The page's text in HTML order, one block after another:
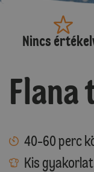
Nincs
40-60 perc
Kis